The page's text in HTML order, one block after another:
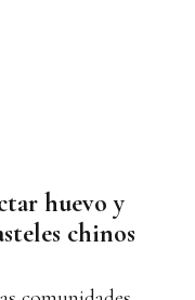
huevo y
chinos